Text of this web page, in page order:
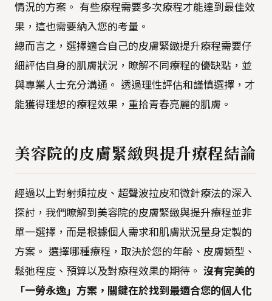
情況的方案。 有些療程需要多次療程才能達到最佳效
果，這也需要納入您的考量。
總而言之，選擇適合自己的皮膚緊緻提升療程需要仔
細評估自身的肌膚狀況，瞭解不同療程的優缺點，並
與專業人士充分溝通。 透過理性評估和謹慎選擇，才
能獲得理想的療程效果，重拾青春亮麗的肌膚。
美容院的皮膚緊緻與提升療程結論
經過以上對射頻拉皮、超聲波拉皮和微針療法的深入
探討，我們瞭解到美容院的皮膚緊緻與提升療程並非
單一選擇，而是根據個人需求和肌膚狀況量身定製的
方案。 選擇哪種療程，取決於您的年齡、皮膚類型、
鬆弛程度、預算以及對療程效果的期待。 沒有完美的
「一勞永逸」方案，關鍵在於找到最適合您的個人化